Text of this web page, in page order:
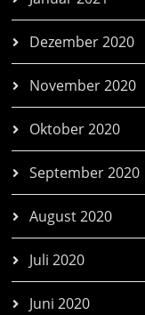
Dezember 2020
November 2020
Oktober 2020
September 2020
August 2020
Juli 2020
Juni 2020